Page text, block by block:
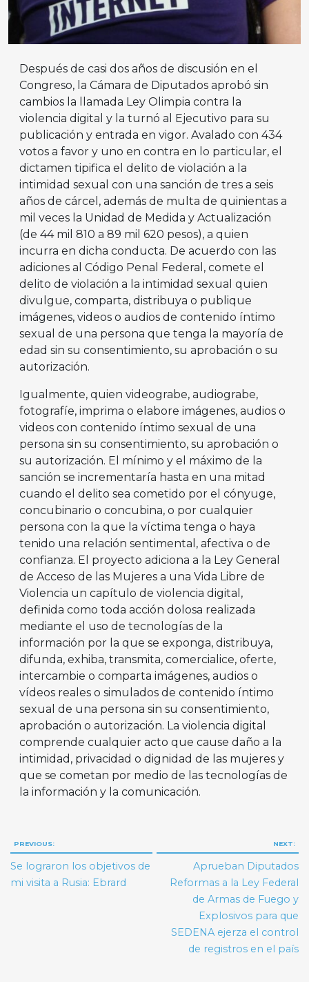
Después de casi dos años de discusión en el
Congreso, la Cámara de Diputados aprobó sin
cambios la llamada Ley Olimpia contra la
violencia digital y la turnó al Ejecutivo para su
publicación y entrada en vigor. Avalado con 434
votos a favor y uno en contra en lo particular, el
dictamen tipifica el delito de violación a la
intimidad sexual con una sanción de tres a seis
años de cárcel, además de multa de quinientas a
mil veces la Unidad de Medida y Actualización
(de 44 mil 810 a 89 mil 620 pesos), a quien
incurra en dicha conducta. De acuerdo con las
adiciones al Código Penal Federal, comete el
delito de violación a la intimidad sexual quien
divulgue, comparta, distribuya o publique
imágenes, videos o audios de contenido íntimo
sexual de una persona que tenga la mayoría de
edad sin su consentimiento, su aprobación o su
autorización.
Igualmente, quien videograbe, audiograbe,
fotografíe, imprima o elabore imágenes, audios o
videos con contenido íntimo sexual de una
persona sin su consentimiento, su aprobación o
su autorización. El mínimo y el máximo de la
sanción se incrementaría hasta en una mitad
cuando el delito sea cometido por el cónyuge,
concubinario o concubina, o por cualquier
persona con la que la víctima tenga o haya
tenido una relación sentimental, afectiva o de
confianza. El proyecto adiciona a la Ley General
de Acceso de las Mujeres a una Vida Libre de
Violencia un capítulo de violencia digital,
definida como toda acción dolosa realizada
mediante el uso de tecnologías de la
información por la que se exponga, distribuya,
difunda, exhiba, transmita, comercialice, oferte,
intercambie o comparta imágenes, audios o
vídeos reales o simulados de contenido íntimo
sexual de una persona sin su consentimiento,
aprobación o autorización. La violencia digital
comprende cualquier acto que cause daño a la
intimidad, privacidad o dignidad de las mujeres y
que se cometan por medio de las tecnologías de
la información y la comunicación.
Navegación
de
entradas
PREVIOUS:
Se lograron los objetivos de
mi visita a Rusia: Ebrard
NEXT:
Aprueban Diputados
Reformas a la Ley Federal
de Armas de Fuego y
Explosivos para que
SEDENA ejerza el control
de registros en el país